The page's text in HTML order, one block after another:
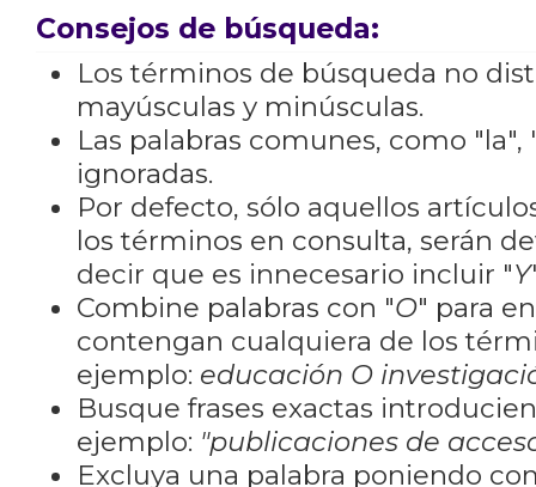
Consejos de búsqueda:
Los términos de búsqueda no
mayúsculas y minúsculas.
Las palabras comunes, como "la",
ignoradas.
Por defecto, sólo aquellos
los términos en consulta, serán
decir que es innecesario incluir "Y
Combine palabras con "O" para
contengan cualquiera de los
ejemplo: educación O
Busque frases exactas
ejemplo: "publicaciones de
Excluya una palabra poniendo